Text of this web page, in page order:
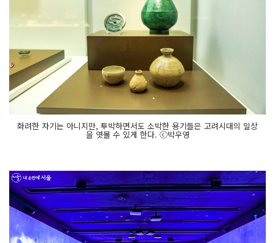
화려한 자기는 아니지만, 투박하면서도 소박한 용기들은 고려시대의 일상
을 엿볼 수 있게 한다. ⓒ박우영